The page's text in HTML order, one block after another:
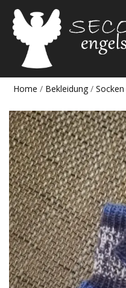
Home / Bekleidung / Socken